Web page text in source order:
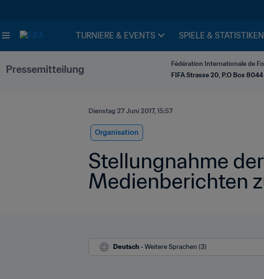
TURNIERE & EVENTS SPIELE & STATISTIKEN
Pressemitteilung
Fédération Internationale de
FIFA Strasse 20, P.O Box
Dienstag 27 Juni 2017, 15:57
Organisation
Stellungnahme
Medienberichten
Deutsch - Weitere Sprachen (3)